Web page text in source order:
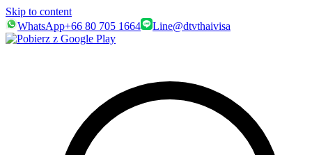
Skip to content
WhatsApp+66 80 705 1664 Line@dtvthaivisa